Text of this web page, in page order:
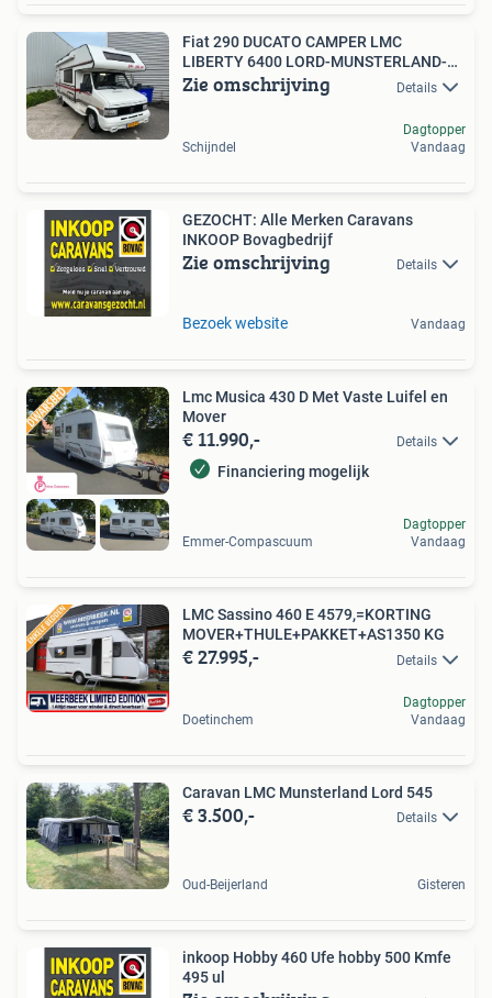
Fiat 290 DUCATO CAMPER LMC
LIBERTY 6400 LORD-MUNSTERLAND-
CAM
Zie omschrijving Details
Schijndel
Dagtopper
Vandaag
GEZOCHT: Alle Merken Caravans
INKOOP Bovagbedrijf
Zie omschrijving Details
Bezoek website Vandaag
Lmc Musica 430 D Met Vaste Luifel en
Mover
€ 11.990,- Details
Financiering mogelijk
Emmer-Compascuum
Dagtopper
Vandaag
LMC Sassino 460 E 4579,=KORTING
MOVER+THULE+PAKKET+AS1350 KG
€ 27.995,- Details
Doetinchem
Dagtopper
Vandaag
Caravan LMC Munsterland Lord 545
€ 3.500,- Details
Oud-Beijerland Gisteren
inkoop Hobby 460 Ufe hobby 500 Kmfe
495 ul